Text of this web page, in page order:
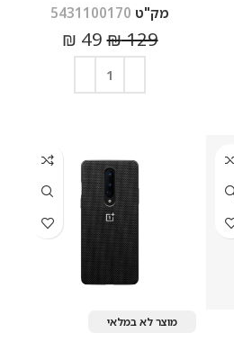
מק"ט 5431100170
₪129
₪ 49
מוצר לא במלאי